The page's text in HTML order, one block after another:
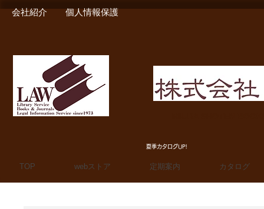
会社紹介 個人情報保護
夏季カタログUP!
TOP webストア 定期案内 カタログ